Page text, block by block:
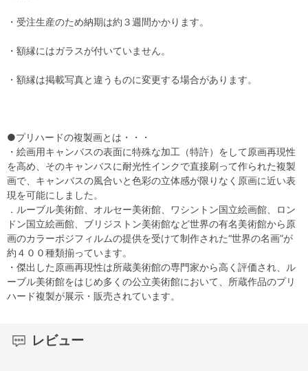
・受注生産のため納期は約３週間かかります。
・額縁にはガラスが付いていません。
・額縁は掲載写真と違うものに変更する場合があります。
●プリハードの複製画とは・・・
・絵画用キャンバスの表面に特殊な加工（特許）をして原画再現性
を高め、そのキャンバスに耐光性インクで直接刷って作られた複製
画で、キャンバスの風合いと色彩の立体感が限りなく原画に近い表
現を可能にしました。
．ルーブル美術館、オルセー美術館、ワシントン国立絵画館、ロン
ドン国立絵画館、ブリジストン美術館など世界の有名美術館から原
画のカラーポジフィルムの提供を受けて制作された“世界の名画”が
約４００種類揃っています。
・傑出した原画再現性は所蔵美術館の専門家から高く評価され、ル
ーブル美術館をはじめ多くの公立美術館において、所蔵作品のプリ
ハード複製が展示・販売されています。
レビュー